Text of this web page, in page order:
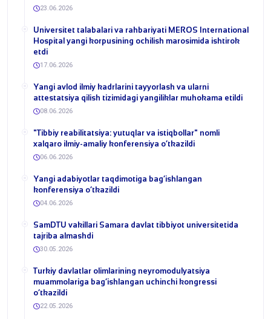
23.06.2026
Universitet talabalari va rahbariyati MEROS International
Hospital yangi korpusining ochilish marosimida ishtirok
etdi
17.06.2026
Yangi avlod ilmiy kadrlarini tayyorlash va ularni
attestatsiya qilish tizimidagi yangiliklar muhokama etildi
08.06.2026
​"Tibbiy reabilitatsiya: yutuqlar va istiqbollar" nomli
xalqaro ilmiy-amaliy konferensiya o‘tkazildi
06.06.2026
​Yangi adabiyotlar taqdimotiga bag‘ishlangan
konferensiya o‘tkazildi
04.06.2026
SamDTU vakillari Samara davlat tibbiyot universitetida
tajriba almashdi
30.05.2026
​Turkiy davlatlar olimlarining neyromodulyatsiya
muammolariga bag‘ishlangan uchinchi kongressi
o‘tkazildi
22.05.2026